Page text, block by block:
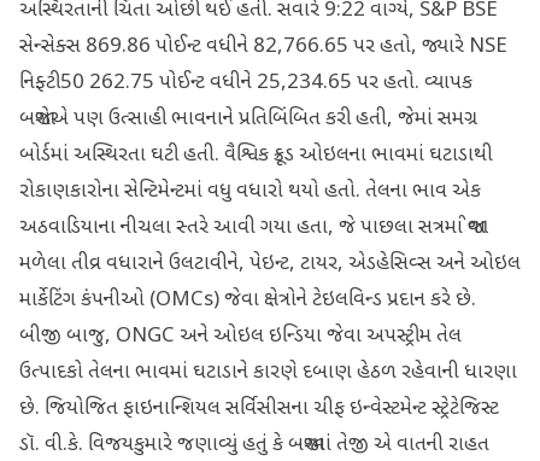
અસ્થિરતાની ચિંતા ઓછી થઈ હતી. સવારે 9:22 વાગ્યે, S&P BSE
સેન્સેક્સ 869.86 પોઈન્ટ વધીને 82,766.65 પર હતો, જ્યારે NSE
નિફ્ટી50 262.75 પોઈન્ટ વધીને 25,234.65 પર હતો. વ્યાપક
બજારોએ પણ ઉત્સાહી ભાવનાને પ્રતિબિંબિત કરી હતી, જેમાં સમગ્ર
બોર્ડમાં અસ્થિરતા ઘટી હતી. વૈશ્વિક ક્રૂડ ઓઇલના ભાવમાં ઘટાડાથી
રોકાણકારોના સેન્ટિમેન્ટમાં વધુ વધારો થયો હતો. તેલના ભાવ એક
અઠવાડિયાના નીચલા સ્તરે આવી ગયા હતા, જે પાછલા સત્રમાં જોવા
મળેલા તીવ્ર વધારાને ઉલટાવીને, પેઇન્ટ, ટાયર, એડહેસિવ્સ અને ઓઇલ
માર્કેટિંગ કંપનીઓ (OMCs) જેવા ક્ષેત્રોને ટેઇલવિન્ડ પ્રદાન કરે છે.
બીજી બાજુ, ONGC અને ઓઇલ ઇન્ડિયા જેવા અપસ્ટ્રીમ તેલ
ઉત્પાદકો તેલના ભાવમાં ઘટાડાને કારણે દબાણ હેઠળ રહેવાની ધારણા
છે. જિયોજિત ફાઇનાન્શિયલ સર્વિસીસના ચીફ ઇન્વેસ્ટમેન્ટ સ્ટ્રેટેજિસ્ટ
ડૉ. વી.કે. વિજયકુમારે જણાવ્યું હતું કે બજારમાં તેજી એ વાતની રાહત